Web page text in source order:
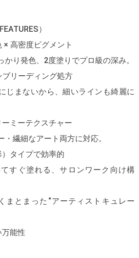
）
× 高密度ピグメント
かり発色、2度塗りでプロ級の深み。
ブリーディング処方
じまないから、細いラインも綺麗に
ミーテクスチャー
・繊細なアート両方に対応。
タイプで効率的
すぐ塗れる、サロンワーク向け構
まとまった“アーティストキュレー
万能性